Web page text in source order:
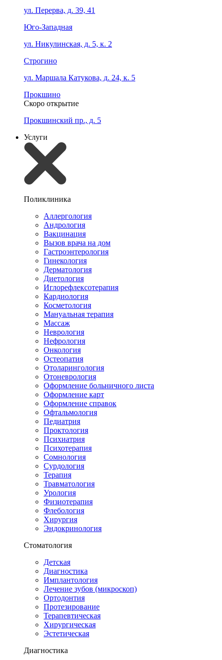
ул. Перерва, д. 39, 41
Юго-Западная
ул. Никулинская, д. 5, к. 2
Строгино
ул. Маршала Катукова, д. 24, к. 5
Прокшино
Скоро открытие
Прокшинский пр., д. 5
Услуги
Поликлиника
Аллергология
Андрология
Вакцинация
Вызов врача на дом
Гастроэнтерология
Гинекология
Дерматология
Диетология
Иглорефлексотерапия
Кардиология
Косметология
Мануальная терапия
Массаж
Неврология
Нефрология
Онкология
Остеопатия
Отоларингология
Отоневрология
Оформление больничного листа
Оформление карт
Оформление справок
Офтальмология
Педиатрия
Проктология
Психиатрия
Психотерапия
Сомнология
Сурдология
Терапия
Травматология
Урология
Физиотерапия
Флебология
Хирургия
Эндокринология
Стоматология
Детская
Диагностика
Имплантология
Лечение зубов (микроскоп)
Ортодонтия
Протезирование
Терапевтическая
Хирургическая
Эстетическая
Диагностика